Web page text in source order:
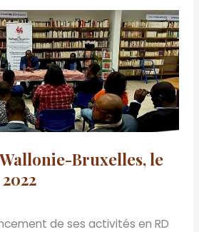
Bruxelles, le
de ses activités en RD